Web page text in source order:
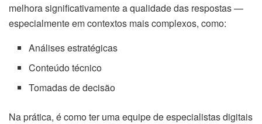
melhora significativamente a qualidade das respostas —
especialmente em contextos mais complexos, como:
Análises estratégicas
Conteúdo técnico
Tomadas de decisão
Na prática, é como ter uma equipe de especialistas digitais